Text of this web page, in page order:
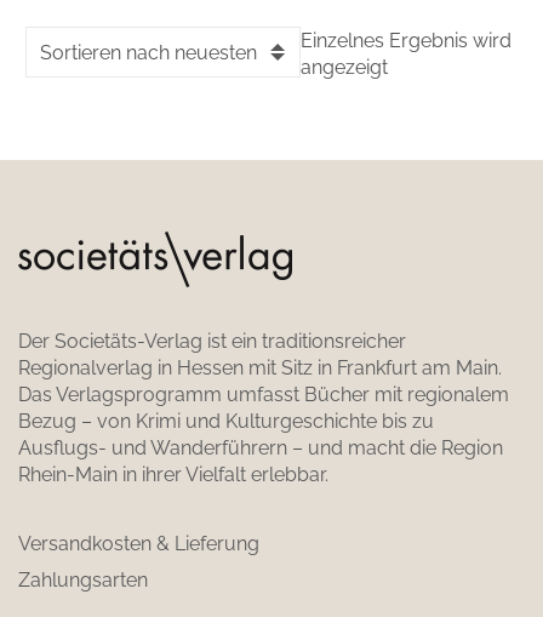
Sortieren nach neuesten
Einzelnes Ergebnis wird
angezeigt
Der Societäts-Verlag ist ein traditionsreicher
Regionalverlag in Hessen mit Sitz in Frankfurt am Main.
Das Verlagsprogramm umfasst Bücher mit regionalem
Bezug – von Krimi und Kulturgeschichte bis zu
Ausflugs- und Wanderführern – und macht die Region
Rhein-Main in ihrer Vielfalt erlebbar.
Versandkosten & Lieferung
Zahlungsarten